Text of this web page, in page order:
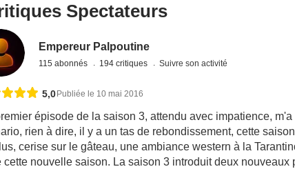
Spectateurs
Empereur Palpoutine
115 abonnés 194 critiques Suivre son activité
5,0 Publiée le 10 mai 2016
épisode de la saison 3, attendu avec impatience,
rien à dire, il y a un tas de rebondissement, cette
cerise sur le gâteau, une ambiance western à la
cette nouvelle saison. La saison 3 introduit deux nouveaux